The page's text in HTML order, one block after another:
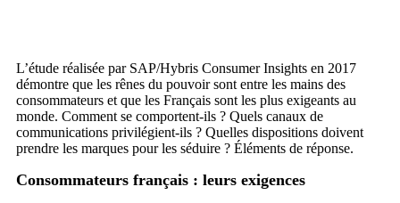
L’étude réalisée par SAP/Hybris Consumer Insights en 2017
démontre que les rênes du pouvoir sont entre les mains des
consommateurs et que les Français sont les plus exigeants au
monde. Comment se comportent-ils ? Quels canaux de
communications privilégient-ils ? Quelles dispositions doivent
prendre les marques pour les séduire ? Éléments de réponse.
Consommateurs français : leurs exigences